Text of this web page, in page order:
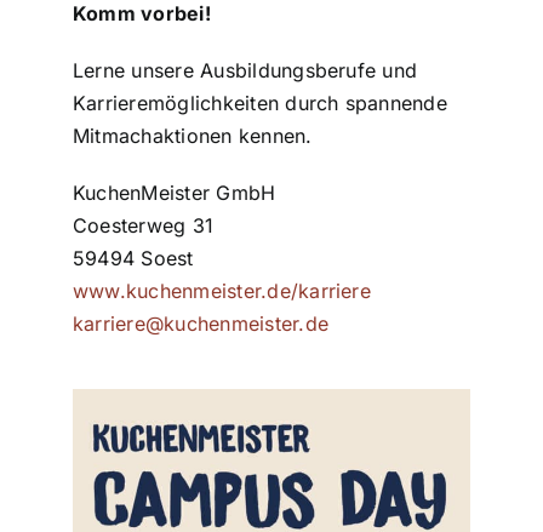
Komm vorbei!
Lerne unsere Ausbildungsberufe und
Karrieremöglichkeiten durch spannende
Mitmachaktionen kennen.
KuchenMeister GmbH
Coesterweg 31
59494 Soest
www.kuchenmeister.de/karriere
karriere@kuchenmeister.de